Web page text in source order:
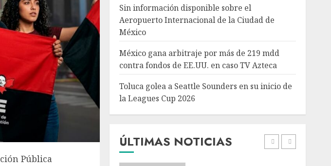
Pública
Sin información disponible sobre el
Aeropuerto Internacional de la Ciudad de
México
México gana arbitraje por más de 219 mdd
contra fondos de EE.UU. en caso TV Azteca
Toluca golea a Seattle Sounders en su inicio de
la Leagues Cup 2026
ÚLTIMAS NOTICIAS
5
Sounders en su inicio de
la Leagues Cup 2026
AGOSTO 6, 2026
1
Turista muere ahogado
en alberca de hotel en
Acapulco; familiares
personal capacitado
AGOSTO 6, 2026